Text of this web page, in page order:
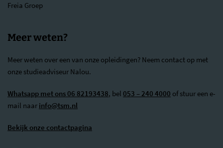
Freia Groep
Meer weten?
Meer weten over een van onze opleidingen? Neem contact op met
onze studieadviseur Nalou.
Whatsapp met ons 06 82193438, bel 053 – 240 4000 of stuur een e-
mail naar info@tsm.nl
Bekijk onze contactpagina